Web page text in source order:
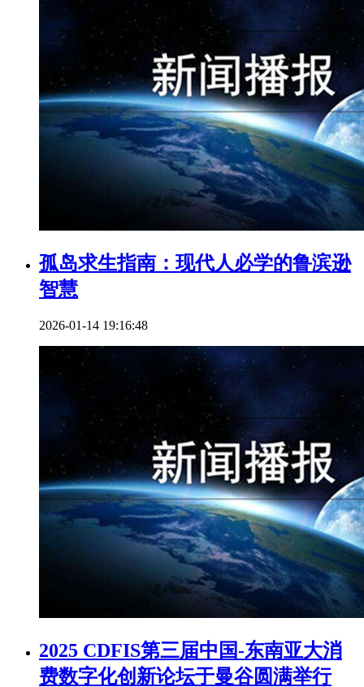
孤岛求生指南：现代人必学的鲁滨逊
智慧
2026-01-14 19:16:48
2025 CDFIS第三届中国-东南亚大消
费数字化创新论坛于曼谷圆满举行